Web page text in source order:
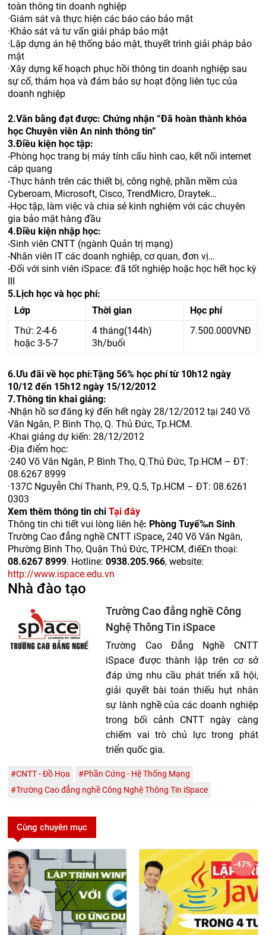
toàn thông tin doanh nghiệp
·Giám sát và thực hiện các báo cáo bảo mật
·Khảo sát và tư vấn giải pháp bảo mật
·Lập dựng án hệ thống bảo mật, thuyết trình giải pháp bảo
mật
·Xây dựng kế hoạch phục hồi thông tin doanh nghiệp sau
sự cố, thảm họa và đảm bảo sự hoạt động liên tục của
doanh nghiệp
2.Văn bằng đạt được: Chứng nhận “Đã hoàn thành khóa
học Chuyên viên An ninh thông tin”
3.Điều kiện học tập:
-Phòng học trang bị máy tính cấu hình cao, kết nối internet
cáp quang
-Thực hành trên các thiết bị, công nghệ, phần mềm của
Cyberoam, Microsoft, Cisco, TrendMicro, Draytek…
-Học tập, làm việc và chia sẻ kinh nghiệm với các chuyên
gia bảo mật hàng đầu
4.Điều kiện nhập học:
-Sinh viên CNTT (ngành Quản trị mạng)
-Nhân viên IT các doanh nghiệp, cơ quan, đơn vị…
-Đối với sinh viên iSpace: đã tốt nghiệp hoặc học hết học kỳ
III
5.Lịch học và học phí:
Lớp
Thời gian
Học phí
Thứ: 2-4-6
hoặc 3-5-7
4 tháng(144h)
3h/buổi
7.500.000VNĐ
6.Ưu đãi về học phí:Tặng 56% học phí từ 10h12 ngày
10/12 đến 15h12 ngày 15/12/2012
7.Thông tin khai giảng:
-Nhận hồ sơ đăng ký đến hết ngày 28/12/2012 tại 240 Võ
Văn Ngân, P. Bình Thọ, Q. Thủ Đức, Tp.HCM.
-Khai giảng dự kiến: 28/12/2012
-Địa điểm học:
·240 Võ Văn Ngân, P. Bình Thọ, Q.Thủ Đức, Tp.HCM – ĐT:
08.6267 8999
·137C Nguyễn Chí Thanh, P.9, Q.5, Tp.HCM – ĐT: 08.6261
0303
Xem thêm thông tin chiTại đây
Thông tin chi tiết vui lòng liên hệ: Phòng Tuyế‰n Sinh
Trường Cao đẳng nghề CNTT iSpace,240 Võ Văn Ngân,
Phường Bình Thọ, Quận Thủ Đức, TP.HCM, điế£n thoại:
08.6267 8999. Hotline:0938.205.966, website:
http://www.ispace.edu.vn
Nhà đào tạo
Trường Cao đẳng nghề Công
Nghệ Thông Tin iSpace
Trường Cao Đẳng Nghề CNTT
iSpace được thành lập trên cơ sở
đáp ứng nhu cầu phát triển xã hội,
giải quyết bài toán thiếu hụt nhân
sự lành nghề của các doanh nghiệp
trong bối cảnh CNTT ngày càng
chiếm vai trò chủ lực trong phát
triển quốc gia.
#CNTT - Đồ Họa
#Phần Cứng - Hệ Thống Mạng
#Trường Cao đẳng nghề Công Nghệ Thông Tin iSpace
Cùng chuyên mục
-47%